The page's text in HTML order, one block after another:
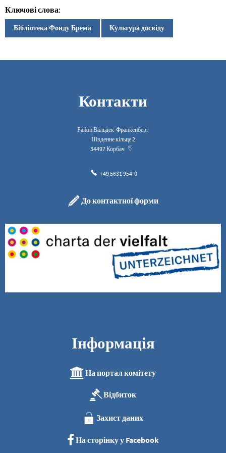
Ключові слова:
Бібліотека Фонду Брема Культура досвіду
Контакти
Район Вальдек-Франкенберг
Південне кільце 2
34497Корбач
+49 5631 954-0
До контактної форми
Інформація
На портал комітету
Відбиток
Захист даних
На сторінку у Facebook